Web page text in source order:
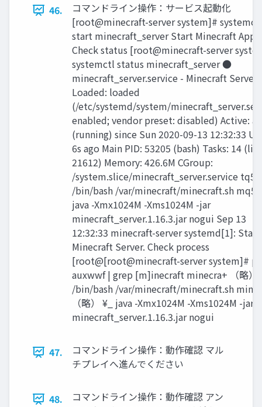
46.
コマンドライン操作：サービス起動化
[root@minecraft-server system]# systemctl
start minecraft_server Start Minecraft App
Check status [root@minecraft-server
systemctl status minecraft_server ●
minecraft_server.service - Minecraft Server
Loaded: loaded
(/etc/systemd/system/
enabled; vendor preset: disabled) Active:
(running) since Sun 2020-09-13 12:32:33
6s ago Main PID: 53205 (bash) Tasks: 14
21612) Memory: 426.6M CGroup:
/system.slice/minecraft_server.service
/bin/bash /var/minecraft/minecraft.sh
java -Xmx1024M -Xms1024M -jar
minecraft_server.1.16.3.jar nogui Sep 13
12:32:33 minecraft-server systemd[1]:
Minecraft Server. Check process
[root@[root@minecraft-server system]# ps
auxwwf | grep [m]inecraft minecra+ （略）
/bin/bash /var/minecraft/minecraft.sh
（略） ¥_ java -Xmx1024M -Xms1024M -jar
minecraft_server.1.16.3.jar nogui
47.
コマンドライン操作：動作確認 マル
チプレイへ進んでください
48.
コマンドライン操作：動作確認 アン